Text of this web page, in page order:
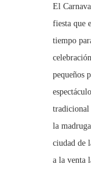
El
fiesta que
tiempo
pequeños
tradicional
la
ciudad de
a la venta